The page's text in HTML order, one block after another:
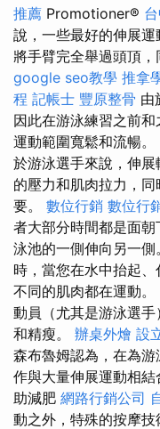
推薦 Promotioner®
說，一些最好的伸展運
將手臂完全舉過頭頂，
google seo教學 推拿
程 記帳士 豐原整骨 由
因此在游泳練習之前
運動範圍寬鬆和流暢。
於游泳選手來說，伸
的壓力和肌肉拉力，
要。 數位行銷 數位行
者大部分時間都是面
泳池的一側伸向另一側
時，當您在水中抬起
不同的肌肉都在運動
動員（尤其是游泳選
和精瘦。 辦桌外燴 設
森布魯姆認為，在為
作與大量伸展運動相結
助減肥 網路行銷公司
動之外，特殊的按摩技